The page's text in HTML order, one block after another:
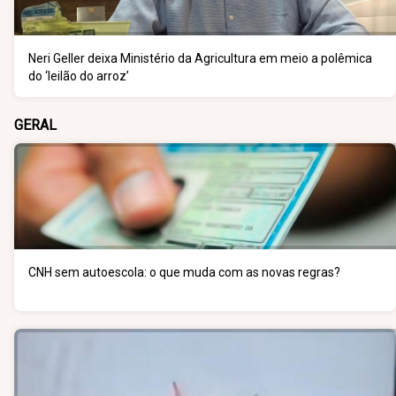
Neri Geller deixa Ministério da Agricultura em meio a polêmica
do ‘leilão do arroz’
GERAL
CNH sem autoescola: o que muda com as novas regras?